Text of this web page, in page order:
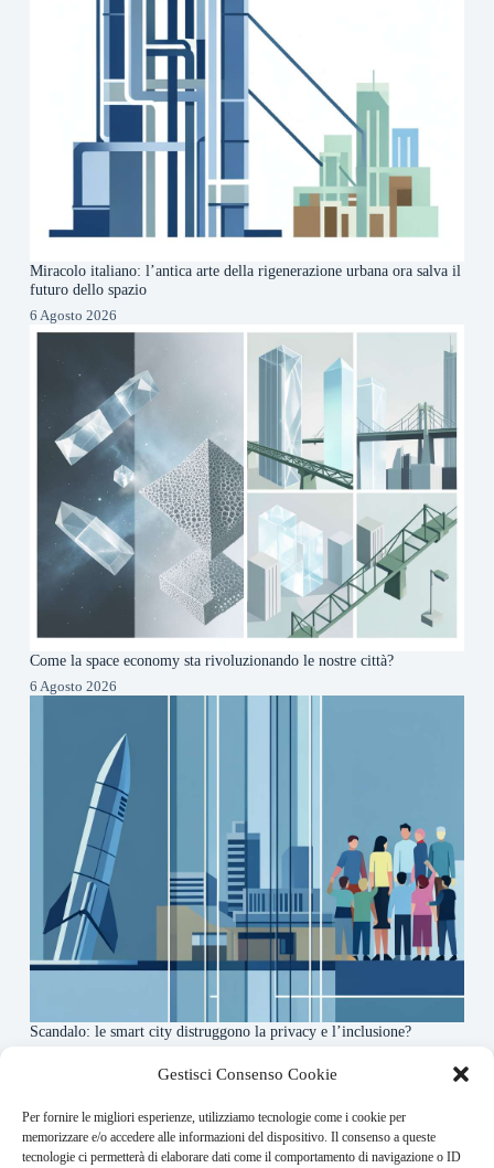
Gestisci Consenso Cookie
Per fornire le migliori esperienze, utilizziamo tecnologie come i cookie per
memorizzare e/o accedere alle informazioni del dispositivo. Il consenso a queste
tecnologie ci permetterà di elaborare dati come il comportamento di navigazione o ID
Miracolo italiano: l’antica arte della rigenerazione urbana ora salva il
futuro dello spazio
6 Agosto 2026
Come la space economy sta rivoluzionando le nostre città?
6 Agosto 2026
Scandalo: le smart city distruggono la privacy e l’inclusione?
About this website